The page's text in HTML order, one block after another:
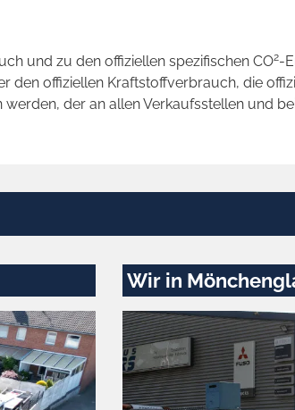
und zu den offiziellen spezifischen CO2-
offiziellen Kraftstoffverbrauch, die
der an allen Verkaufsstellen und
Wir in